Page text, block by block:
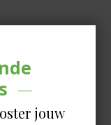
jouw